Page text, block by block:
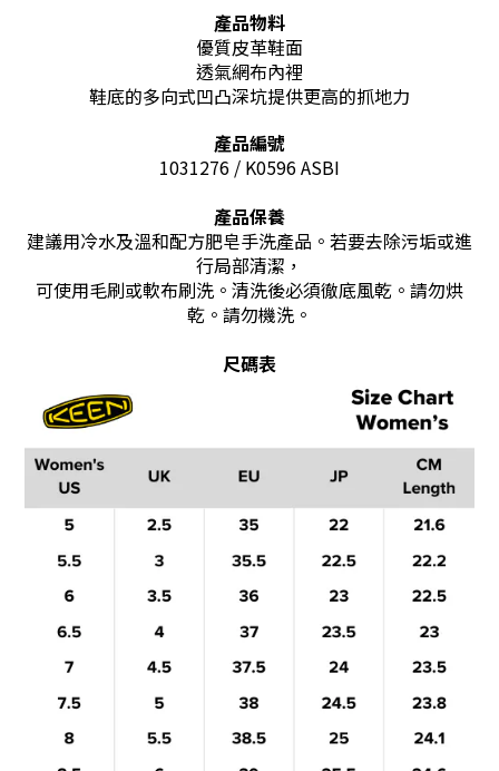
產品物料
優質皮革鞋面
透氣網布內裡
鞋底的多向式凹凸深坑提供更高的抓地力
產品編號
1031276 / K0596 ASBI
產品保養
建議用冷水及溫和配方肥皂手洗產品。若要去除污垢或進
行局部清潔，
可使用毛刷或軟布刷洗。清洗後必須徹底風乾。請勿烘
乾。請勿機洗。
尺碼表